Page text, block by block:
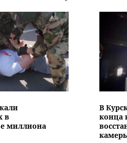
в
миллиона
В
конца